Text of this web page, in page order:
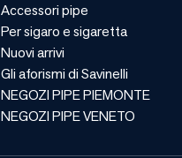
Accessori pipe
Per sigaro e sigaretta
Nuovi arrivi
Gli aforismi di Savinelli
NEGOZI PIPE PIEMONTE
NEGOZI PIPE VENETO